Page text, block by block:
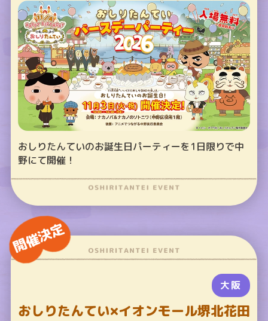
おしりたんていのお誕生日パーティーを1日限りで中
野にて開催！
開催決定
大阪
おしりたんてい×イオンモール堺北花田